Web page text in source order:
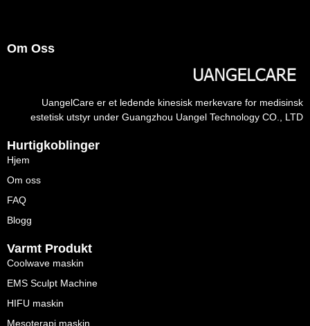
Om Oss
UangelCare er et ledende kinesisk merkevare for medisinsk
estetisk utstyr under Guangzhou Uangel Technology CO., LTD
Hurtigkoblinger
Hjem
Om oss
FAQ
Blogg
Varmt Produkt
Coolwave maskin
EMS Sculpt Machine
HIFU maskin
Mesoterapi maskin